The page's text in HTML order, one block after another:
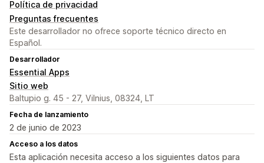
Política de privacidad
Preguntas frecuentes
Este desarrollador no ofrece soporte técnico directo en
Español.
Desarrollador
Essential Apps
Sitio web
Baltupio g. 45 - 27, Vilnius, 08324, LT
Fecha de lanzamiento
2 de junio de 2023
Acceso a los datos
Esta aplicación necesita acceso a los siguientes datos para